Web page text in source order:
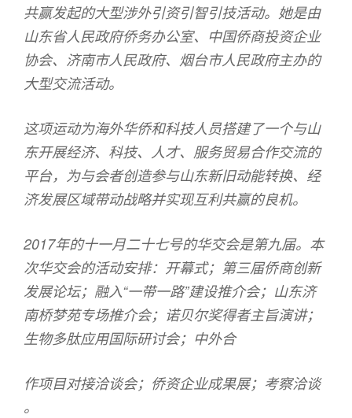
共赢发起的大型涉外引资引智引技活动。她是由
山东省人民政府侨务办公室、中国侨商投资企业
协会、济南市人民政府、烟台市人民政府主办的
大型交流活动。
这项运动为海外华侨和科技人员搭建了一个与山
东开展经济、科技、人才、服务贸易合作交流的
平台，为与会者创造参与山东新旧动能转换、经
济发展区域带动战略并实现互利共赢的良机。
2017年的十一月二十七号的华交会是第九届。本
次华交会的活动安排：开幕式；第三届侨商创新
发展论坛；融入“一带一路”建设推介会；山东济
南桥梦苑专场推介会；诺贝尔奖得者主旨演讲；
生物多肽应用国际研讨会；中外合
作项目对接洽谈会；侨资企业成果展；考察洽谈
。